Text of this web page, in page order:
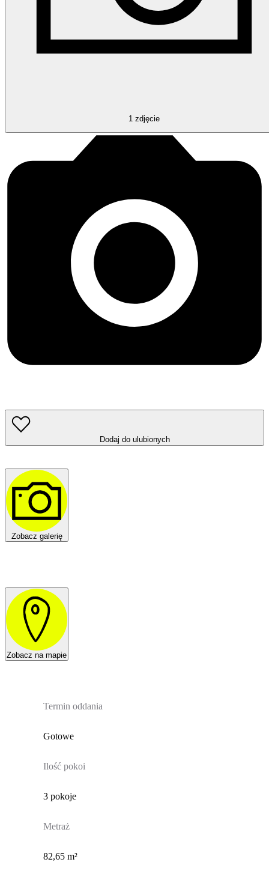
1 zdjęcie
Dodaj do ulubionych
Zobacz galerię
Zobacz na mapie
Termin oddania
Gotowe
Ilość pokoi
3 pokoje
Metraż
82,65 m²